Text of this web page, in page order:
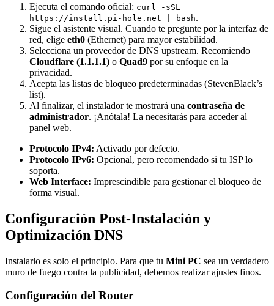
Ejecuta el comando oficial: curl -sSL
https://install.pi-hole.net | bash.
Sigue el asistente visual. Cuando te pregunte por la interfaz de
red, elige eth0 (Ethernet) para mayor estabilidad.
Selecciona un proveedor de DNS upstream. Recomiendo
Cloudflare (1.1.1.1) o Quad9 por su enfoque en la
privacidad.
Acepta las listas de bloqueo predeterminadas (StevenBlack’s
list).
Al finalizar, el instalador te mostrará una contraseña de
administrador. ¡Anótala! La necesitarás para acceder al
panel web.
Protocolo IPv4: Activado por defecto.
Protocolo IPv6: Opcional, pero recomendado si tu ISP lo
soporta.
Web Interface: Imprescindible para gestionar el bloqueo de
forma visual.
Configuración Post-Instalación y
Optimización DNS
Instalarlo es solo el principio. Para que tu Mini PC sea un verdadero
muro de fuego contra la publicidad, debemos realizar ajustes finos.
Configuración del Router